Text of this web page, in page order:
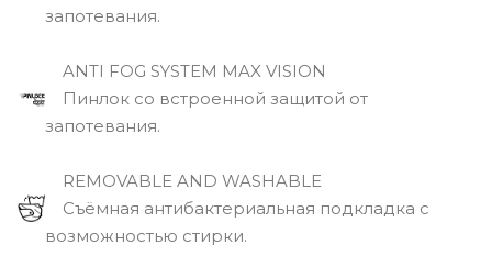
запотевания.
ANTI FOG SYSTEM MAX VISION
Пинлок со встроенной защитой от
запотевания.
REMOVABLE AND WASHABLE
Съёмная антибактериальная подкладка с
возможностью стирки.